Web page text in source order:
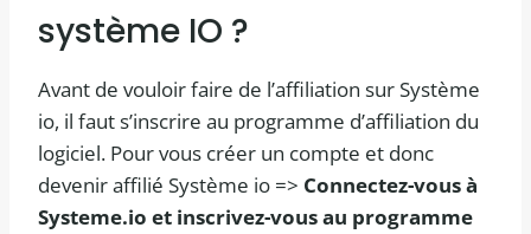
système IO ?
Avant de vouloir faire de l’affiliation sur Système
io, il faut s’inscrire au programme d’affiliation du
logiciel. Pour vous créer un compte et donc
devenir affilié Système io => Connectez-vous à
Systeme.io et inscrivez-vous au programme